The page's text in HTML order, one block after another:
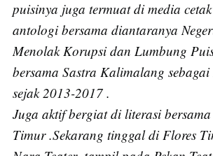
puisinya juga termuat di media
antologi bersama diantaranya
Menolak Korupsi dan Lumbung
bersama Sastra Kalimalang
sejak 2013-2017 .
Juga aktif bergiat di literasi
Timur .Sekarang tinggal di Flores